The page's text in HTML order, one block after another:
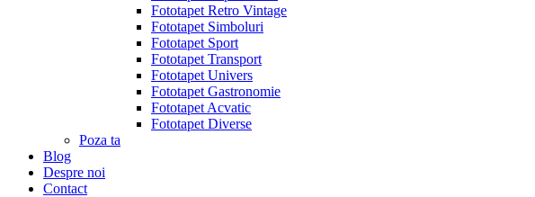
Fototapet Retro Vintage
Fototapet Simboluri
Fototapet Sport
Fototapet Transport
Fototapet Univers
Fototapet Gastronomie
Fototapet Acvatic
Fototapet Diverse
Poza ta
Blog
Despre noi
Contact